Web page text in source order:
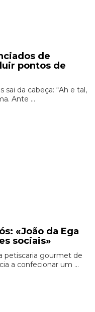
de
pontos de
sai da cabeça: “Ah e tal,
Ante ...
«João da Ega
sociais»
petiscaria gourmet de
a confecionar um ...